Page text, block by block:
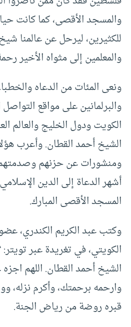
والمسجد الأقصى، كما كانت
للكثيرين، ليرحل عن عالمنا
والمعلمين إلى مثواه الأخير
ونعى المئات من الدعاه
والبرلمانين على مواقع
الكويت ودول الخليج والعالم
الشيخ أحمد القطان. وأعرب
ومنشورات عن حزنهم وصدمتهم
أشهر الدعاة إلى الدين
المسجد الأقصى المبارك.
وكتب عبد الكريم الكندري،
الكويتي، في تغريدة عبر تويتر:
الشيخ أحمد القطان. اللهم
وارحمه برحمتك، وأكرم نزله،
قبره روضة من رياض الجنة.